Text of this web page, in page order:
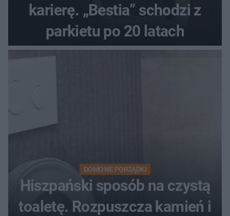
karierę. „Bestia” schodzi z
parkietu po 20 latach
DOMOWE PORZĄDKI
Hiszpański sposób na czystą
toaletę. Rozpuszcza kamień i